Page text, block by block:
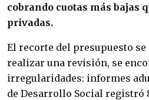
cobrando cuotas más bajas
privadas.
El recorte del presupuesto se
realizar una revisión, se
irregularidades: informes
de Desarrollo Social registró